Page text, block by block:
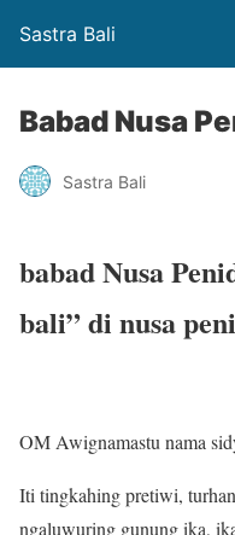
Sastra Bali
Babad Nusa
Sastra Bali
babad Nusa
bali” di nusa
OM Awignamastu nama
Iti tingkahing pretiwi,
ngaluwuring gunung ika,